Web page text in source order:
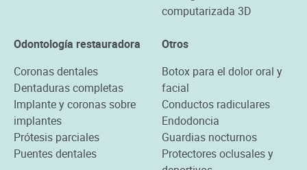
computarizada 3D
Odontología restauradora
Coronas dentales
Dentaduras completas
Implante y coronas sobre
implantes
Prótesis parciales
Puentes dentales
Otros
Botox para el dolor oral y
facial
Conductos radiculares
Endodoncia
Guardias nocturnos
Protectores oclusales y